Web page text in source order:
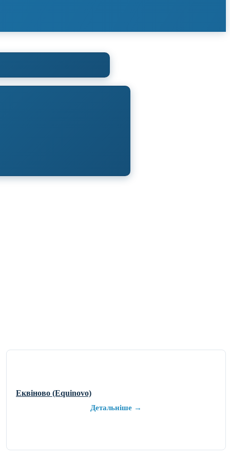
Еквіново (Equinovo)
Детальніше →